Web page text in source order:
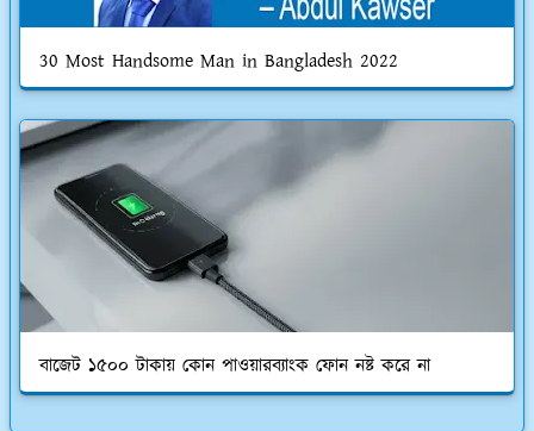
30 Most Handsome Man in Bangladesh 2022
বাজেট ১৫০০ টাকায় কোন পাওয়ারব্যাংক ফোন নষ্ট করে না